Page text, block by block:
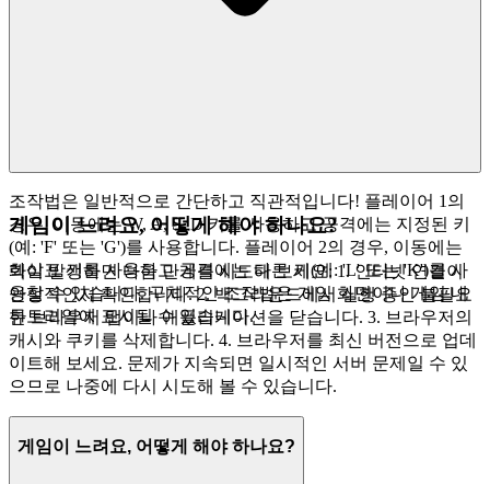
조작법은 일반적으로 간단하고 직관적입니다! 플레이어 1의
경우, 이동에는 W, A, S, D 키를 사용하고 공격에는 지정된 키
(예: 'F' 또는 'G')를 사용합니다. 플레이어 2의 경우, 이동에는
화살표 키를 사용하고 공격에는 다른 키(예: 'L' 또는 'K')를 사
용할 수 있습니다. 구체적인 조작법은 게임 화면이나 게임 내
튜토리얼에 표시될 수 있습니다.
게임이 느려요, 어떻게 해야 하나요?
렉이 발생하면 다음 단계를 시도해 보세요: 1. 인터넷 연결이
안정적인지 확인합니다. 2. 백그라운드에서 실행 중인 불필요
한 브라우저 탭이나 애플리케이션을 닫습니다. 3. 브라우저의
캐시와 쿠키를 삭제합니다. 4. 브라우저를 최신 버전으로 업데
이트해 보세요. 문제가 지속되면 일시적인 서버 문제일 수 있
으므로 나중에 다시 시도해 볼 수 있습니다.
게임이 느려요, 어떻게 해야 하나요?